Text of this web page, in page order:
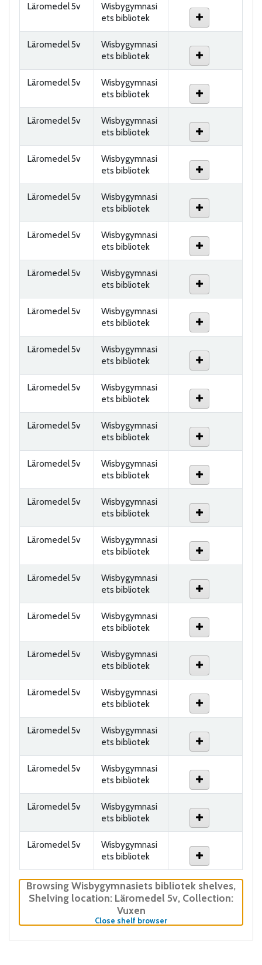
Läromedel 5v
Wisbygymnasi
ets bibliotek
Läromedel 5v
Wisbygymnasi
ets bibliotek
Läromedel 5v
Wisbygymnasi
ets bibliotek
Läromedel 5v
Wisbygymnasi
ets bibliotek
Läromedel 5v
Wisbygymnasi
ets bibliotek
Läromedel 5v
Wisbygymnasi
ets bibliotek
Läromedel 5v
Wisbygymnasi
ets bibliotek
Läromedel 5v
Wisbygymnasi
ets bibliotek
Läromedel 5v
Wisbygymnasi
ets bibliotek
Läromedel 5v
Wisbygymnasi
ets bibliotek
Läromedel 5v
Wisbygymnasi
ets bibliotek
Läromedel 5v
Wisbygymnasi
ets bibliotek
Läromedel 5v
Wisbygymnasi
ets bibliotek
Läromedel 5v
Wisbygymnasi
ets bibliotek
Läromedel 5v
Wisbygymnasi
ets bibliotek
Läromedel 5v
Wisbygymnasi
ets bibliotek
Läromedel 5v
Wisbygymnasi
ets bibliotek
Läromedel 5v
Wisbygymnasi
ets bibliotek
Läromedel 5v
Wisbygymnasi
ets bibliotek
Läromedel 5v
Wisbygymnasi
ets bibliotek
Läromedel 5v
Wisbygymnasi
ets bibliotek
Läromedel 5v
Wisbygymnasi
ets bibliotek
Läromedel 5v
Wisbygymnasi
ets bibliotek
Browsing Wisbygymnasiets bibliotek shelves,
Shelving location: Läromedel 5v, Collection:
Vuxen
Close shelf browser(Hides shelf browser)